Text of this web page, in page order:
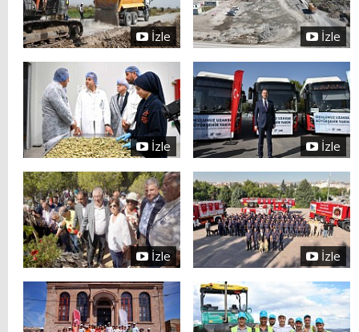
İzle İzle
İzle İzle
İzle İzle